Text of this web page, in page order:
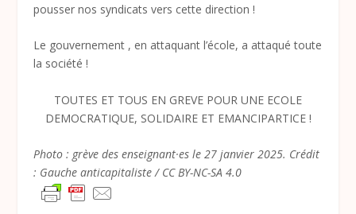
pousser nos syndicats vers cette direction !
Le gouvernement , en attaquant l’école, a attaqué toute
la société !
TOUTES ET TOUS EN GREVE POUR UNE ECOLE
DEMOCRATIQUE, SOLIDAIRE ET EMANCIPARTICE !
Photo : grève des enseignant·es le 27 janvier 2025. Crédit
: Gauche anticapitaliste / CC BY-NC-SA 4.0